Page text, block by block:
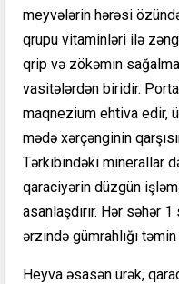
meyvələrin hərəsi
qrupu vitaminləri ilə
qrip və zökəmin
vasitələrdən biridir.
maqnezium ehtiva edir,
mədə xərçənginin
Tərkibindəki minerallar
qaraciyərin düzgün
asanlaşdırır. Hər səhər
ərzində gümrahlığı
Heyva əsasən ürək,